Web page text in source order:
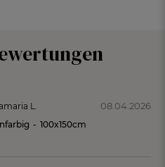
L. 08.04.2026
- 100x150cm